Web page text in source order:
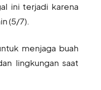
ini terjadi karena
(5/7).
menjaga buah
lingkungan saat